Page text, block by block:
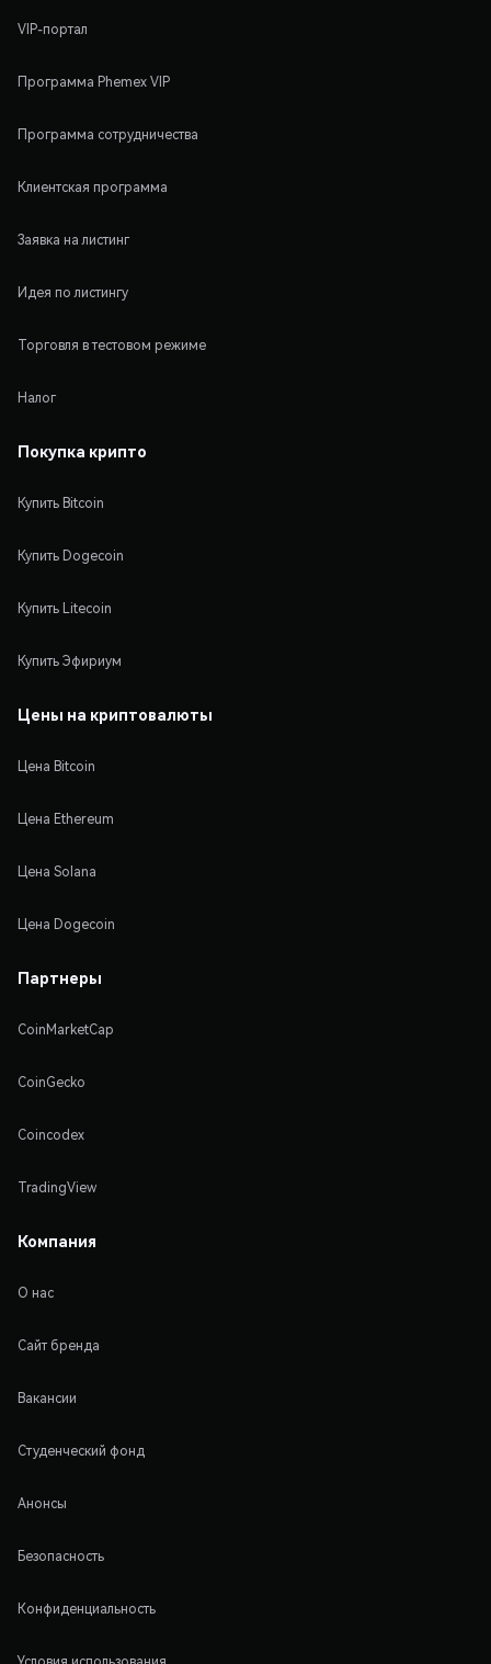
VIP-портал
Программа Phemex VIP
Программа сотрудничества
Клиентская программа
Заявка на листинг
Идея по листингу
Торговля в тестовом режиме
Налог
Покупка крипто
Купить Bitcoin
Купить Dogecoin
Купить Litecoin
Купить Эфириум
Цены на криптовалюты
Цена Bitcoin
Цена Ethereum
Цена Solana
Цена Dogecoin
Партнеры
CoinMarketCap
CoinGecko
Coincodex
TradingView
Компания
О нас
Сайт бренда
Вакансии
Студенческий фонд
Анонсы
Безопасность
Конфиденциальность